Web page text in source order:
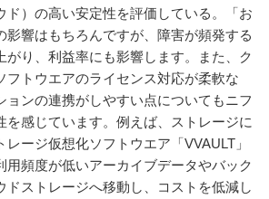
ド）の高い安定性を評価している。「お
影響はもちろんですが、障害が頻発する
がり、利益率にも影響します。また、ク
フトウエアのライセンス対応が柔軟な
ョンの連携がしやすい点についてもニフ
を感じています。例えば、ストレージに
ージ仮想化ソフトウエア「VVAULT」
用頻度が低いアーカイブデータやバック
ドストレージへ移動し、コストを低減し